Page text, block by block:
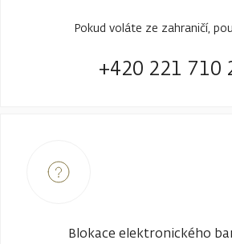
Pokud voláte ze zahraničí,
+420 221 710
Blokace elektronického